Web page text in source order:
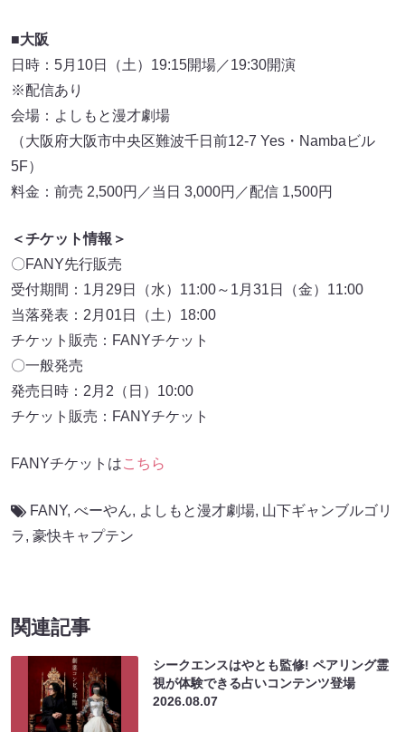
■大阪
日時：5月10日（土）19:15開場／19:30開演
※配信あり
会場：よしもと漫才劇場
（大阪府大阪市中央区難波千日前12-7 Yes・Nambaビル
5F）
料金：前売 2,500円／当日 3,000円／配信 1,500円
＜チケット情報＞
〇FANY先行販売
受付期間：1月29日（水）11:00～1月31日（金）11:00
当落発表：2月01日（土）18:00
チケット販売：FANYチケット
〇一般発売
発売日時：2月2（日）10:00
チケット販売：FANYチケット
FANYチケットはこちら
FANY, べーやん, よしもと漫才劇場, 山下ギャンブルゴリ
ラ, 豪快キャプテン
関連記事
シークエンスはやとも監修! ペアリング霊
視が体験できる占いコンテンツ登場
2026.08.07